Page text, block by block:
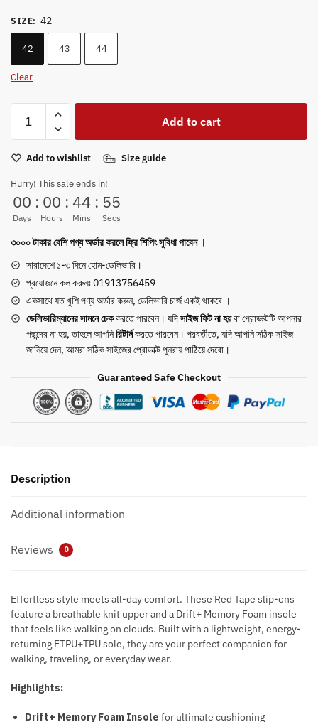
was:
5,099৳ .
is:
1,870৳ .
SIZE: 42
42 43 44
Clear
Men's
Slip-
On
Shoes
quantity
Add to cart
Add to wishlist Size guide
Hurry! This sale ends in!
00
Days
: 00
Hours
: 44
Mins
: 54
Secs
৩০০০ টাকার বেশি পণ্য অর্ডার করলে ফ্রি শিপিং সুবিধা পাবেন ।
সারাদেশে ১-৩ দিনে হোম-ডেলিভারি।
প্রয়োজনে কল করুনঃ 01913756459
একসাথে যত খুশি পণ্য অর্ডার করুন, ডেলিভারি চার্জ একই থাকবে ।
ডেলিভারিম্যানের সামনেচেককরতে পারবেন। যদিসাইজ ফিট না হয়বা প্রোডাক্টটি আপনার
পছন্দের না হয়, তাহলে আপনিরিটার্নকরতে পারবেন। পরবর্তীতে, যদি আপনি সঠিক সাইজ
জানিয়ে দেন, আমরা সঠিক সাইজের প্রোডাক্ট পুনরায় পাঠিয়ে দেবো।
Guaranteed Safe Checkout
Description
Additional information
Reviews 0
Effortless style meets all-day comfort. These Red Tape slip-ons
feature a breathable knit upper and a Drift+ Memory Foam insole
that feels like walking on clouds. Built with a lightweight, energy-
returning ETPU+TPU sole, they are your perfect companion for
walking, traveling, or everyday wear.
Highlights:
Drift+ Memory Foam Insole for ultimate cushioning